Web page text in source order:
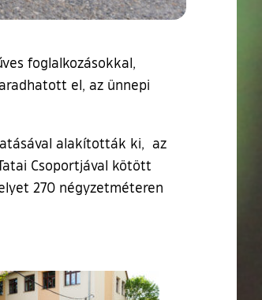
foglalkozásokkal,
el, az ünnepi
alakították ki, az
Csoportjával kötött
270 négyzetméteren